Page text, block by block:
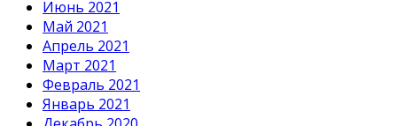
Июнь 2021
Май 2021
Апрель 2021
Март 2021
Февраль 2021
Январь 2021